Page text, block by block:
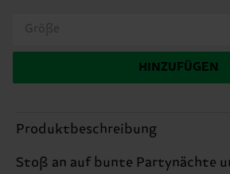
Größe
HINZUFÜGEN
Produktbeschreibung
Stoß an auf bunte Partynächte